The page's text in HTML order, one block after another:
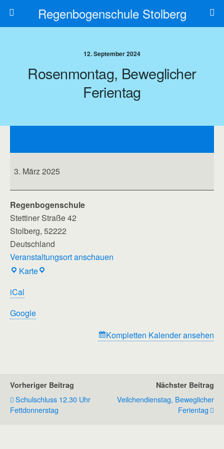
Regenbogenschule Stolberg
12. September 2024
Rosenmontag, Beweglicher
Ferientag
3. März 2025
Regenbogenschule
Stettiner Straße 42
Stolberg, 52222
Deutschland
Veranstaltungsort anschauen
KarteRegenbogenschule
iCal
Google
Kompletten Kalender ansehen
Vorheriger Beitrag
Schulschluss 12.30 Uhr
Fettdonnerstag
Nächster Beitrag
Veilchendienstag, Beweglicher
Ferientag